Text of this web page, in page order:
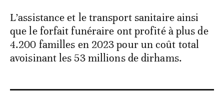
L’assistance et le transport sanitaire ainsi
que le forfait funéraire ont profité à plus de
4.200 familles en 2023 pour un coût total
avoisinant les 53 millions de dirhams.